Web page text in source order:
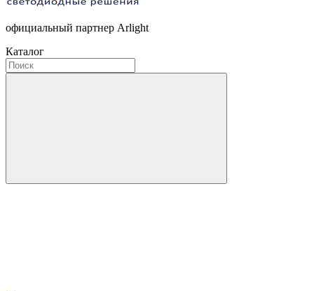
официальный партнер Arlight
Каталог